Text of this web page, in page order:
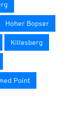
Hoher Bopser
Killesberg
Point